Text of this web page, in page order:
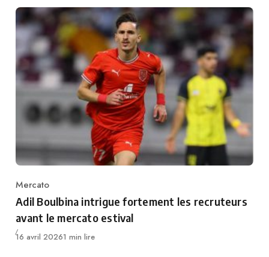
Category
Mercato
Adil Boulbina intrigue fortement les recruteurs
avant le mercato estival
Publié
16 avril 20261 min lire